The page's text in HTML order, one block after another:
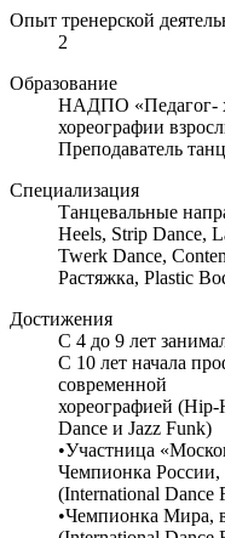
Опыт тренерской
2
Образование
НАДПО «Педагог-
хореографии
Преподаватель
Специализация
Танцевальные
Heels, Strip Dance,
Twerk Dance,
Растяжка, Plastic
Достижения
С 4 до 9 лет
С 10 лет начала
современной
хореографией (Hip-
Dance и Jazz Funk)
•Участница
Чемпионка России,
(International Dance
•Чемпионка Мира,